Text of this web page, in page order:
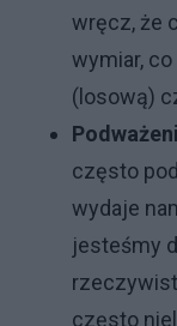
wręcz, że
wymiar,
(losową)
często
wydaje
jesteśmy
często